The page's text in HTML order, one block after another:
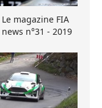
magazine FIA
n°31 - 2019